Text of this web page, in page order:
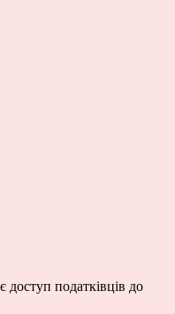
доступ податківців до